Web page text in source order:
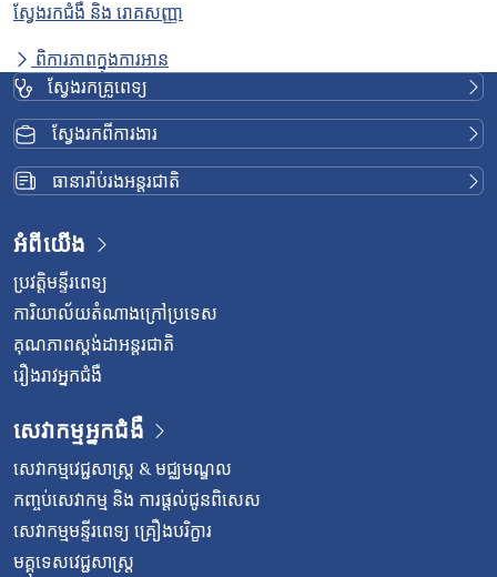
ស្វែងរកជំងឺ និង រោគសញ្ញា
ពិការភាពក្នុងការអាន
ស្វែងរកគ្រូពេទ្យ
ស្វែងរកពីការងារ
ធានារ៉ាប់រងអន្តរជាតិ
អំពីយើង
ប្រវត្តិមន្ទីរពេទ្យ
ការិយាល័យតំណាងក្រៅប្រទេស
គុណភាពស្តង់ដាអន្តរជាតិ
រឿងរាវអ្នកជំងឺ
សេវាកម្មអ្នកជំងឺ
សេវាកម្មវេជ្ជសាស្រ្ត & មជ្ឈមណ្ឌល
កញ្ចប់សេវាកម្ម និង ការផ្តល់ជូនពិសេស
សេវាកម្មមន្ទីរពេទ្យ គ្រឿងបរិក្ខារ
មគ្គុទេសវេជ្ជសាស្ត្រ